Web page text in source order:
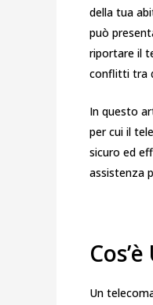
della tua
può
riportare il
conflitti tra
In questo
per cui il
sicuro ed
assistenza
Un